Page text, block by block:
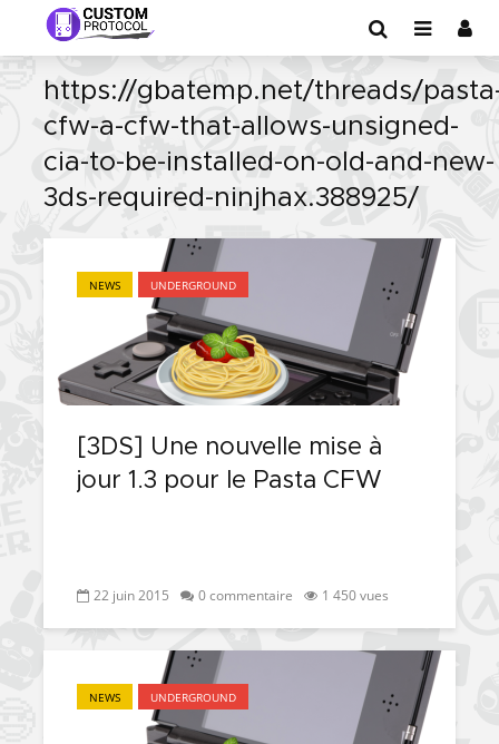
https://gbatemp.net/threads/
cfw-a-cfw-that-allows-unsigned-
cia-to-be-installed-on-old-and-new-
3ds-required-ninjhax.388925/
NEWS UNDERGROUND
[3DS] Une nouvelle mise à
jour 1.3 pour le Pasta CFW
22 juin 2015 0 commentaire 1 450 vues
NEWS UNDERGROUND